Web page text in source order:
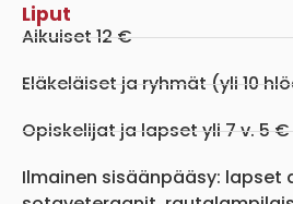
Liput
Aikuiset 12 €
Eläkeläiset ja ryhmät (yli 10
Opiskelijat ja lapset yli 7 v. 5 €
Ilmainen sisäänpääsy: lapset